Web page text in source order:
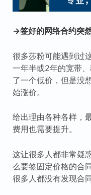
→签好的网络合约突
很多莎粉可能遇到过
一年半或2年的宽带
了一个低价，但是没
始涨价。
给出理由各种各样，
费用也需要提升。
这让很多人都非常疑
么要签固定价格的合
很多人都没有发现合